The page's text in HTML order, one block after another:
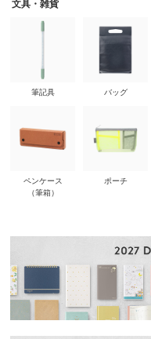
文具・雑貨
筆記具
ペンケース
（筆箱）
バッグ
ポーチ